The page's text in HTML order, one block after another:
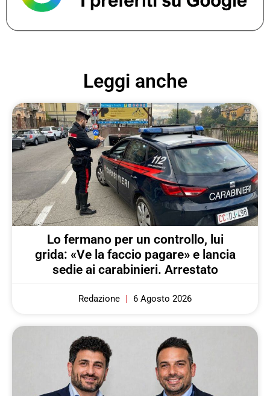
Leggi anche
Lo fermano per un controllo, lui
grida: «Ve la faccio pagare» e lancia
sedie ai carabinieri. Arrestato
Redazione 6 Agosto 2026